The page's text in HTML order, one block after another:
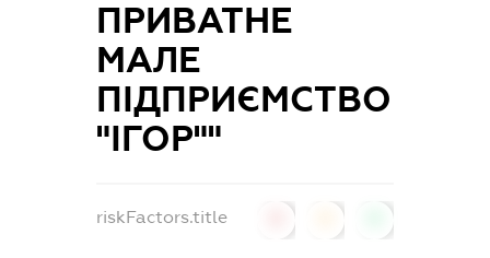
ПРИВАТНЕ
МАЛЕ
ПІДПРИЄМСТВО
"ІГОР""
riskFactors.title